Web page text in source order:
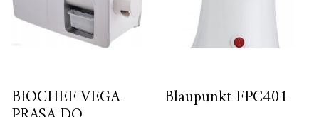
BIOCHEF VEGA Blaupunkt FPC401